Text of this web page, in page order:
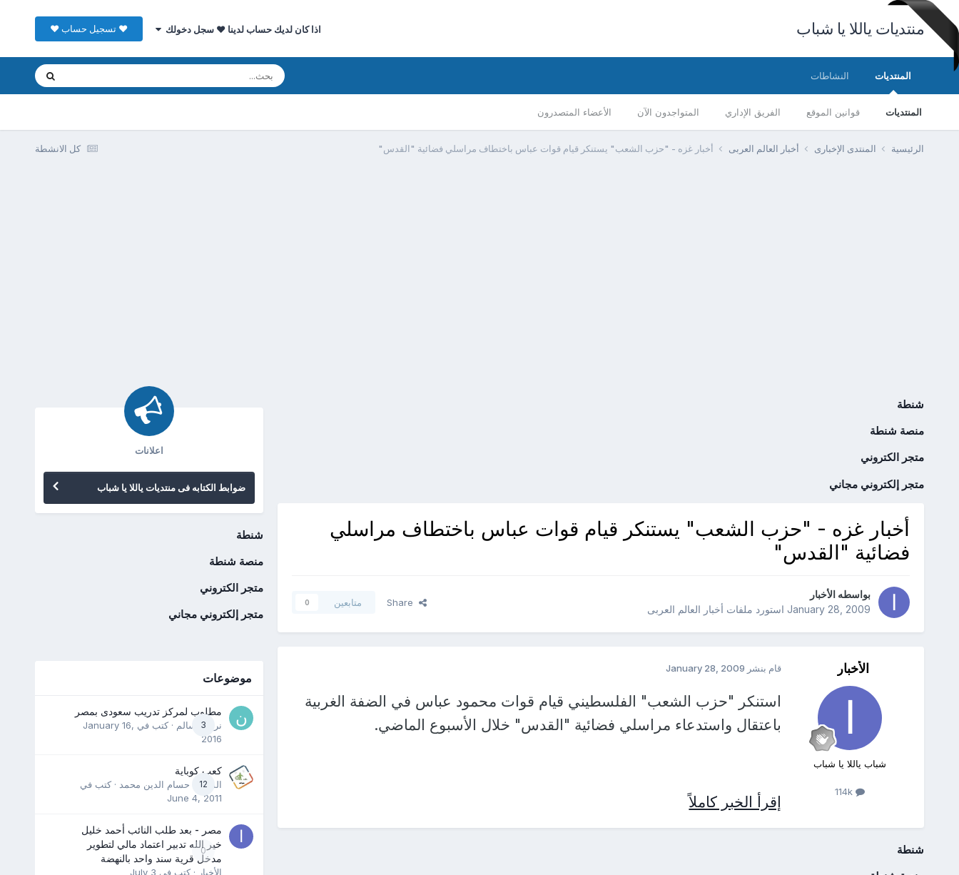
منتديات ياللا يا شباب اذا كان لديك حساب لدينا ♥ سجل دخولك ♥ تسجيل حساب ♥
المنتديات
المنتديات قوانين الموقع الفريق الإداري المتواجدون الآن الأعضاء المتصدرون
النشاطات
كل الانشطة الرئيسية المنتدى الإخبارى أخبار العالم العربى أخبار غزه - "حزب الشعب" يستنكر قيام قوات عباس باختطاف مراسلي فضائية "القدس"
شنطة
منصة شنطة
متجر الكتروني
متجر إلكتروني مجاني
أخبار غزه - "حزب الشعب" يستنكر قيام قوات عباس باختطاف مراسلي
فضائية "القدس"
بواسطه الأخبار
January 28, 2009استورد ملفات أخبار العالم العربى
Share متابعين 0
الأخبار
شباب ياللا يا شباب
114k
قام بنشر January 28, 2009
استنكر "حزب الشعب" الفلسطيني قيام قوات محمود عباس في الضفة الغربية
باعتقال واستدعاء مراسلي فضائية "القدس" خلال الأسبوع الماضي.
إقرأ الخبر كاملاً
شنطة
اعلانات
ضوابط الكتابه فى منتديات ياللا يا شباب
شنطة
منصة شنطة
متجر الكتروني
متجر إلكتروني مجاني
موضوعات
3
مطلوب لمركز تدريب سعودى بمصر
نرمين سالم · كتب في January 16,
2016
12
كعب كوباية
المدرب حسام الدين محمد · كتب في
June 4, 2011
0
مصر - بعد طلب النائب أحمد خليل
خير الله تدبير اعتماد مالي لتطوير
مدخل قرية سند واحد بالنهضة
الأخبار · كتب في July 3